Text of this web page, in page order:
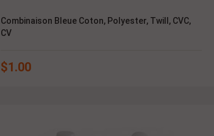
Combinaison Bleue Coton, Polyester, Twill, CVC,
CV
$1.00